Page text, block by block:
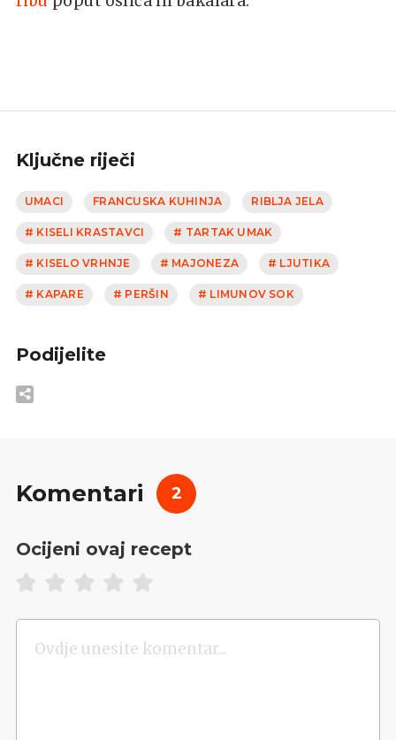
Ključne riječi
UMACI FRANCUSKA KUHINJA RIBLJA JELA
# KISELI KRASTAVCI # TARTAK UMAK
# KISELO VRHNJE # MAJONEZA # LJUTIKA
# KAPARE # PERŠIN # LIMUNOV SOK
Podijelite
Komentari 2
Ocijeni ovaj recept